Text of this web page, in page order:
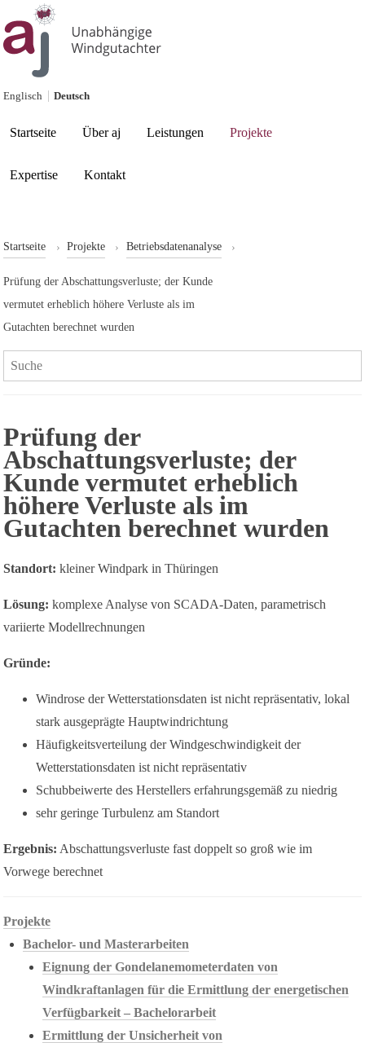
Englisch Deutsch
Startseite Über aj Leistungen Current page:
Projekte
Expertise Kontakt
Startseite Projekte Betriebsdatenanalyse
Prüfung der Abschattungsverluste; der Kunde
vermutet erheblich höhere Verluste als im
Gutachten berechnet wurden
Search:
Prüfung der
Abschattungsverluste; der
Kunde vermutet erheblich
höhere Verluste als im
Gutachten berechnet wurden
Standort: kleiner Windpark in Thüringen
Lösung: komplexe Analyse von SCADA-Daten, parametrisch
variierte Modellrechnungen
Gründe:
Windrose der Wetterstationsdaten ist nicht repräsentativ, lokal
stark ausgeprägte Hauptwindrichtung
Häufigkeitsverteilung der Windgeschwindigkeit der
Wetterstationsdaten ist nicht repräsentativ
Schubbeiwerte des Herstellers erfahrungsgemäß zu niedrig
sehr geringe Turbulenz am Standort
Ergebnis: Abschattungsverluste fast doppelt so groß wie im
Vorwege berechnet
Projekte
Bachelor- und Masterarbeiten
Eignung der Gondelanemometerdaten von
Windkraftanlagen für die Ermittlung der energetischen
Verfügbarkeit – Bachelorarbeit
Ermittlung der Unsicherheit von